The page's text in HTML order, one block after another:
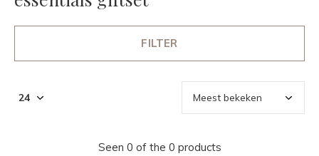
FILTER
Seen 0 of the 0 products